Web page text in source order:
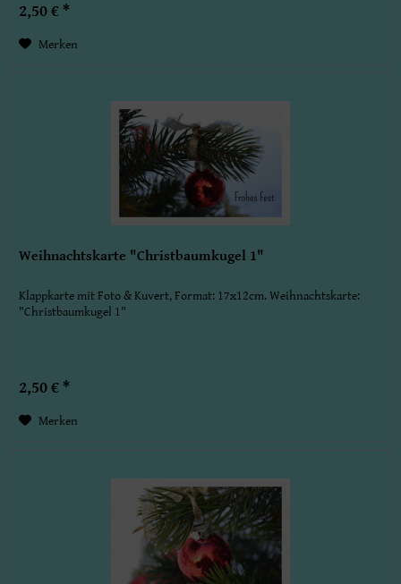
2,50 € *
Merken
Weihnachtskarte "Christbaumkugel 1"
Klappkarte mit Foto & Kuvert, Format: 17x12cm. Weihnachtskarte:
"Christbaumkugel 1"
2,50 € *
Merken